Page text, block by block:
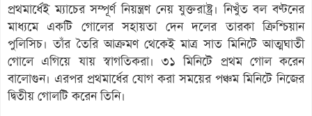
প্রথমার্ধেই ম্যাচের সম্পূর্ণ নিয়ন্ত্রণ নেয় যুক্তরাষ্ট্র। নিখুঁত বল বণ্টনের
মাধ্যমে একটি গোলের সহায়তা দেন দলের তারকা ক্রিশ্চিয়ান
পুলিসিচ। তাঁর তৈরি আক্রমণ থেকেই মাত্র সাত মিনিটে আত্মঘাতী
গোলে এগিয়ে যায় স্বাগতিকরা। ৩১ মিনিটে প্রথম গোল করেন
বালোগুন। এরপর প্রথমার্ধের যোগ করা সময়ের পঞ্চম মিনিটে নিজের
দ্বিতীয় গোলটি করেন তিনি।